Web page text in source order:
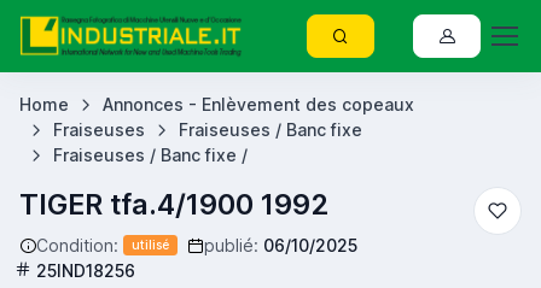
Home
Annonces - Enlèvement des copeaux
Fraiseuses
Fraiseuses / Banc fixe
Fraiseuses / Banc fixe /
TIGER tfa.4/1900 1992
Condition: utilisé publié: 06/10/2025
25IND18256